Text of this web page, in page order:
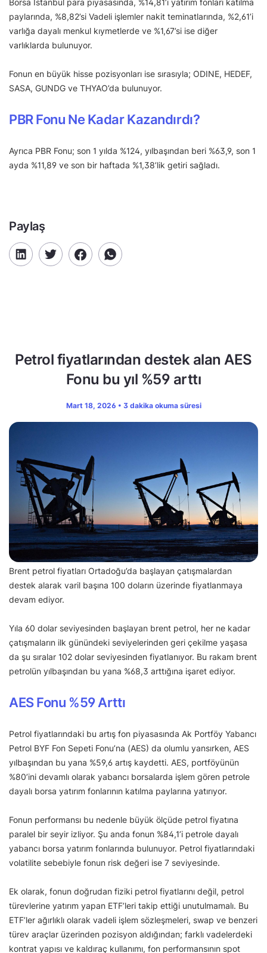
Borsa İstanbul para piyasasında, %14,81’i yatırım fonları katılma
paylarında, %8,82’si Vadeli işlemler nakit teminatlarında, %2,61’i
varlığa dayalı menkul kıymetlerde ve %1,67’si ise diğer
varlıklarda bulunuyor.
Fonun en büyük hisse pozisyonları ise sırasıyla; ODINE, HEDEF,
SASA, GUNDG ve THYAO’da bulunuyor.
PBR Fonu Ne Kadar Kazandırdı?
Ayrıca PBR Fonu; son 1 yılda %124, yılbaşından beri %63,9, son 1
ayda %11,89 ve son bir haftada %1,38’lik getiri sağladı.
Paylaş
Petrol fiyatlarından destek alan AES
Fonu bu yıl %59 arttı
Mart 18, 2026 • 3 dakika okuma süresi
Brent petrol fiyatları Ortadoğu’da başlayan çatışmalardan
destek alarak varil başına 100 doların üzerinde fiyatlanmaya
devam ediyor.
Yıla 60 dolar seviyesinden başlayan brent petrol, her ne kadar
çatışmaların ilk günündeki seviyelerinden geri çekilme yaşasa
da şu sıralar 102 dolar seviyesinden fiyatlanıyor. Bu rakam brent
petrolün yılbaşından bu yana %68,3 arttığına işaret ediyor.
AES Fonu %59 Arttı
Petrol fiyatlarındaki bu artış fon piyasasında Ak Portföy Yabancı
Petrol BYF Fon Sepeti Fonu’na (AES) da olumlu yansırken, AES
yılbaşından bu yana %59,6 artış kaydetti. AES, portföyünün
%80’ini devamlı olarak yabancı borsalarda işlem gören petrole
dayalı borsa yatırım fonlarının katılma paylarına yatırıyor.
Fonun performansı bu nedenle büyük ölçüde petrol fiyatına
paralel bir seyir izliyor. Şu anda fonun %84,1’i petrole dayalı
yabancı borsa yatırım fonlarında bulunuyor. Petrol fiyatlarındaki
volatilite sebebiyle fonun risk değeri ise 7 seviyesinde.
Ek olarak, fonun doğrudan fiziki petrol fiyatlarını değil, petrol
türevlerine yatırım yapan ETF’leri takip ettiği unutulmamalı. Bu
ETF’ler ağırlıklı olarak vadeli işlem sözleşmeleri, swap ve benzeri
türev araçlar üzerinden pozisyon aldığından; farklı vadelerdeki
kontrat yapısı ve kaldıraç kullanımı, fon performansının spot